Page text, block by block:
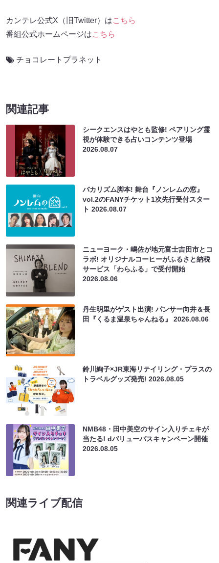
カンテレ公式X（旧Twitter）はこちら
番組公式ホームページはこちら
チョコレートプラネット
関連記事
シークエンスはやとも監修! ペアリング霊
視が体験できる占いコンテンツ登場
2026.08.07
バカリズム脚本! 舞台『ノンレムの窓』
vol.2のFANYチケット1次先行受付スター
ト2026.08.07
ニューヨーク・嶋佐が地元富士吉田市とコ
ラボ! オリジナルコーヒーがふるさと納税
サービス「わらふる」で受付開始
2026.08.06
丹生明里がゲスト出演! パンサー向井＆長
田『くるま温泉ちゃんねる』2026.08.06
鈴川絢子×JR東海リテイリング・プラスの
トラベルグッズ発売!2026.08.05
NMB48・田中美空のサイン入りチェキが
当たる! dバリューパスキャンペーン開催
2026.08.05
関連ライブ配信